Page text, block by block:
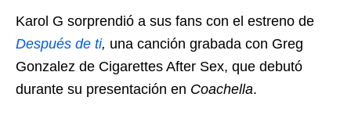
Karol G sorprendió a sus fans con el estreno de
Después de ti, una canción grabada con Greg
Gonzalez de Cigarettes After Sex, que debutó
durante su presentación en Coachella.